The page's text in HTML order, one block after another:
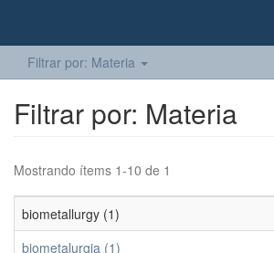
Filtrar por: Materia
Filtrar por: Materia
Mostrando ítems 1-10 de 1
biometallurgy (1)
biometalurgia (1)